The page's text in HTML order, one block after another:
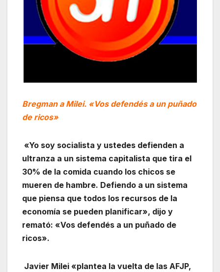
Bregman a Milei. «Vos defendés a un puñado
de ricos»
«Yo soy socialista y ustedes defienden a
ultranza a un sistema capitalista que tira el
30% de la comida cuando los chicos se
mueren de hambre. Defiendo a un sistema
que piensa que todos los recursos de la
economía se pueden planificar», dijo y
remató: «Vos defendés a un puñado de
ricos».
Javier Milei «plantea la vuelta de las AFJP,